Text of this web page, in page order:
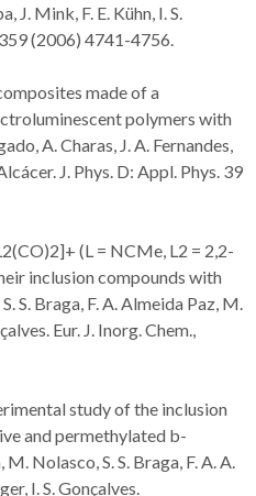
J. Mink, F. E. Kühn, I. S.
(2006) 4741-4756.
made of a
polymers with
A. Charas, J. A. Fernandes,
J. Phys. D: Appl. Phys. 39
(L = NCMe, L2 = 2,2-
inclusion compounds with
S. Braga, F. A. Almeida Paz, M.
Eur. J. Inorg. Chem.,
study of the inclusion
and permethylated b-
Nolasco, S. S. Braga, F. A. A.
I. S. Gonçalves.